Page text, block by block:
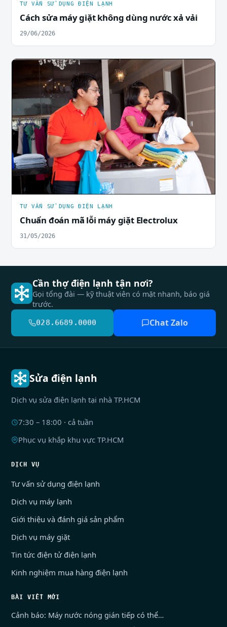
TƯ VẤN SỬ DỤNG ĐIỆN LẠNH
Cách sửa máy giặt không dùng nước xả vải
29/06/2026
TƯ VẤN SỬ DỤNG ĐIỆN LẠNH
Chuẩn đoán mã lỗi máy giặt Electrolux
31/05/2026
Cần thợ điện lạnh tận nơi?
Gọi tổng đài — kỹ thuật viên có mặt nhanh, báo giá
trước.
028.6689.0000 Chat Zalo
Sửa điện lạnh
Dịch vụ sửa điện lạnh tại nhà TP.HCM
7:30 – 18:00 · cả tuần
Phục vụ khắp khu vực TP.HCM
DỊCH VỤ
Tư vấn sử dụng điện lạnh
Dịch vụ máy lạnh
Giới thiệu và đánh giá sản phẩm
Dịch vụ máy giặt
Tin tức điện tử điện lạnh
Kinh nghiệm mua hàng điện lạnh
BÀI VIẾT MỚI
Cảnh báo: Máy nước nóng gián tiếp có thể…